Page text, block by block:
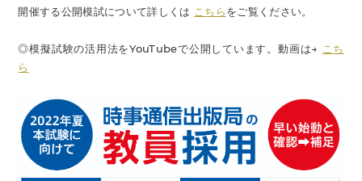
開催する公開模試について詳しくは こちらをご覧ください。
◎模擬試験の活用法をYouTubeで公開しています。動画は→
こち
ら